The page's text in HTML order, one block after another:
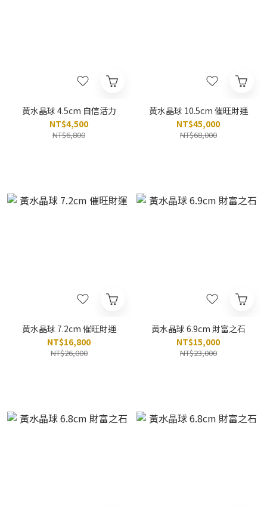
黃水晶球 4.5cm 自信活力
NT$4,500
NT$6,800
黃水晶球 10.5cm 催旺財運
NT$45,000
NT$68,000
黃水晶球 7.2cm 催旺財運
NT$16,800
NT$26,000
黃水晶球 6.9cm 財富之石
NT$15,000
NT$23,000